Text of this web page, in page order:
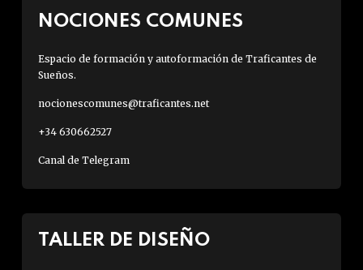
NOCIONES COMUNES
Espacio de formación y autoformación de Traficantes de
Sueños.
nocionescomunes@traficantes.net
+34 630662527
Canal de Telegram
TALLER DE DISEÑO